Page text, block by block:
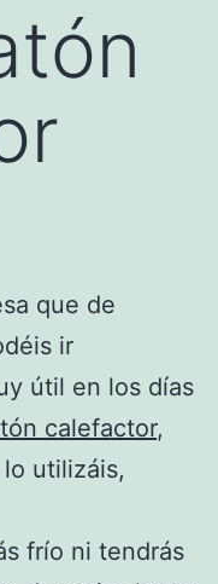
que de
ir
útil en los días
calefactor,
utilizáis,
frío ni tendrás